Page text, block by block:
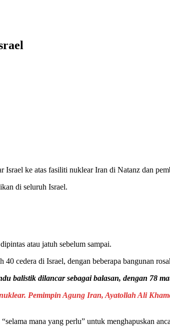
Israel ke atas fasiliti nuklear Iran di Natanz dan
di seluruh Israel.
atau jatuh sebelum sampai.
cedera di Israel, dengan beberapa bangunan
balistik dilancar sebagai balasan, dengan 78
Pemimpin Agung Iran, Ayatollah Ali
mana yang perlu” untuk menghapuskan